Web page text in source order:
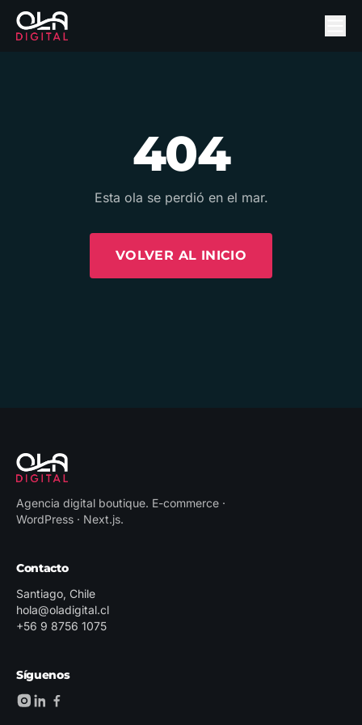
404
Esta ola se perdió en el mar.
VOLVER AL INICIO
Agencia digital boutique. E-commerce ·
WordPress · Next.js.
Contacto
Santiago, Chile
hola@oladigital.cl
+56 9 8756 1075
Síguenos